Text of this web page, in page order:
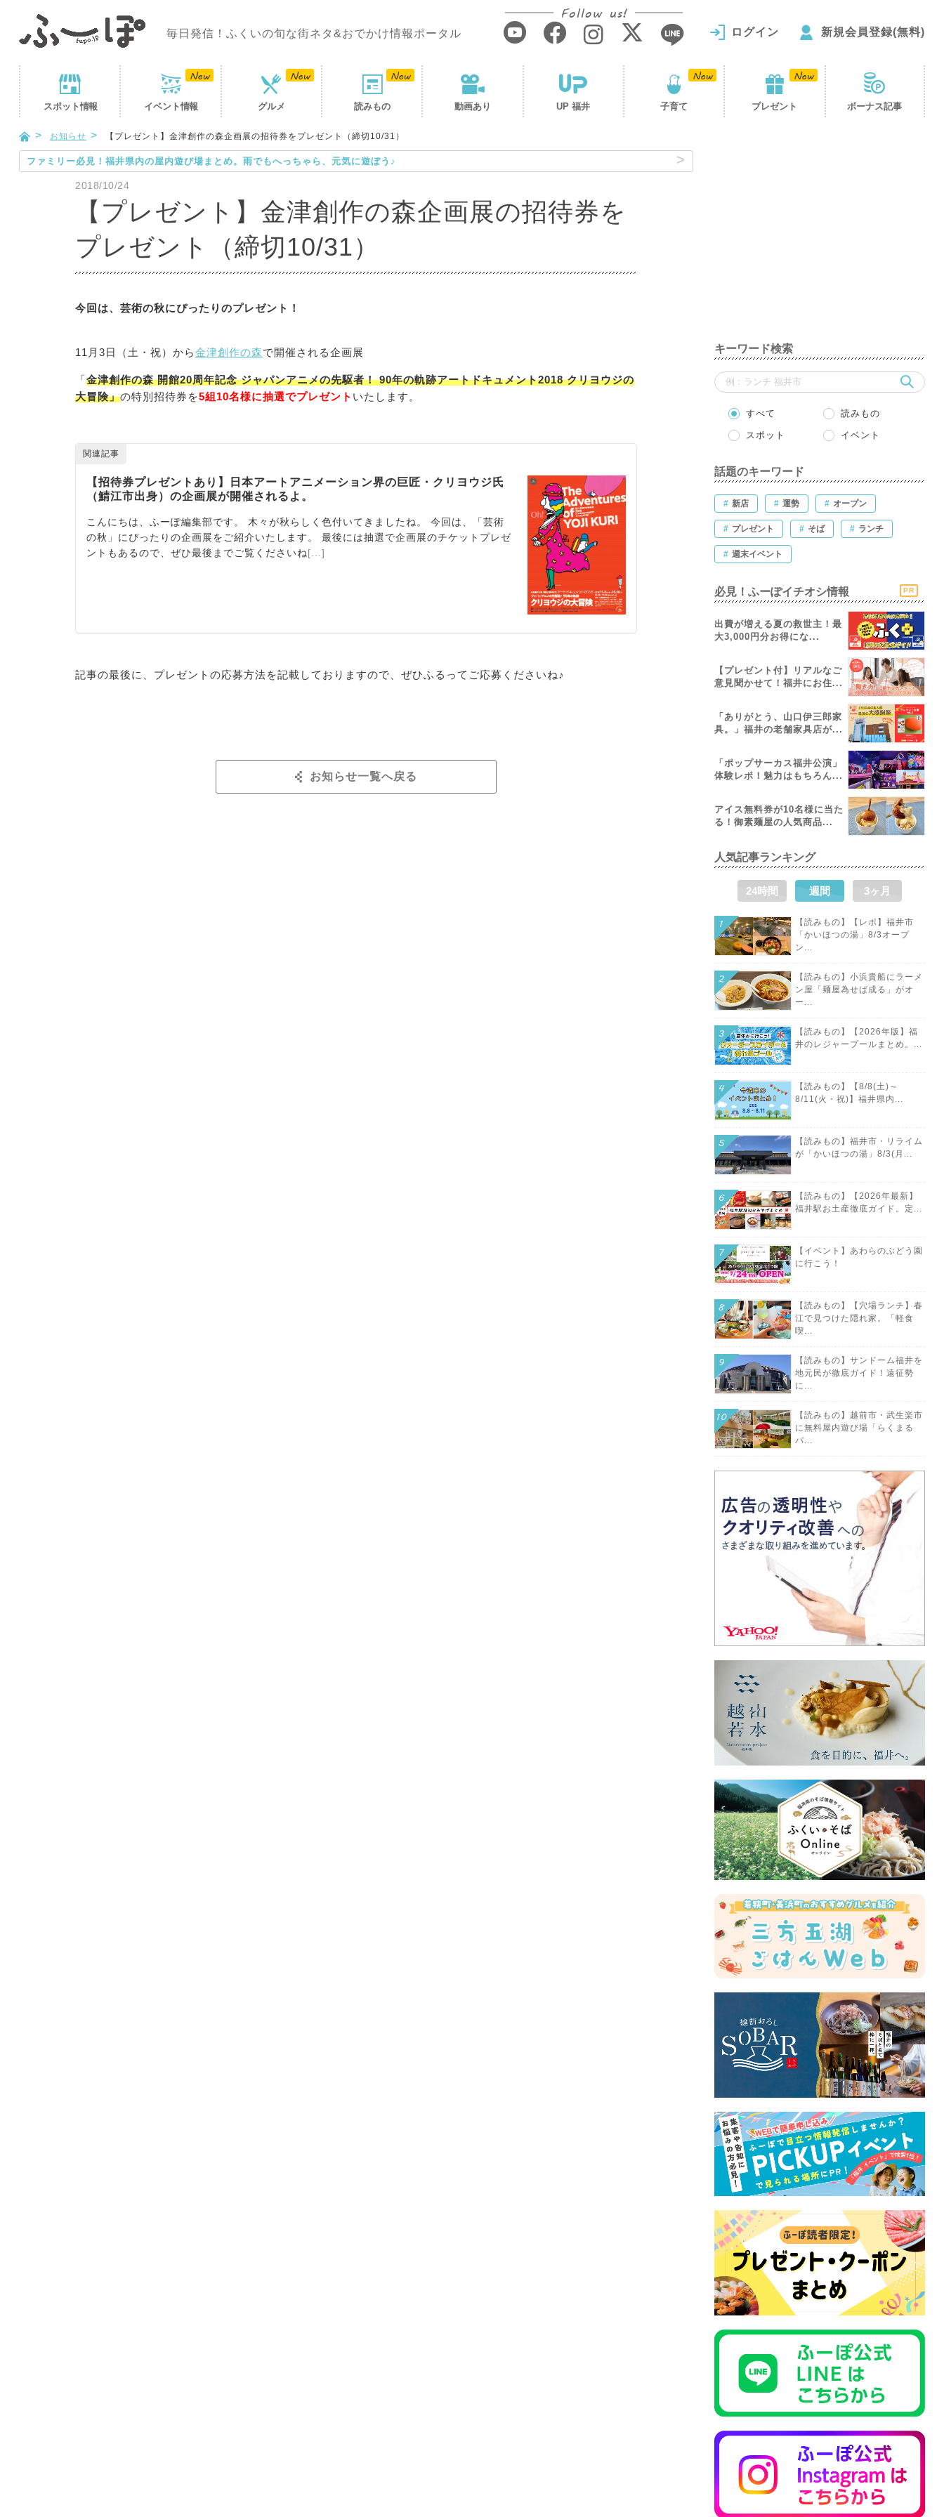
毎日発信！ふくいの旬な街ネタ&おでかけ情報ポータル
Follow us!
ログイン 新規会員登録(無料)
スポット情報 イベント情報 グルメ 読みもの 動画あり UP 福井 子育て プレゼント ボーナス記事
お知らせ 【プレゼント】金津創作の森企画展の招待券をプレゼント（締切10/31）
ファミリー必見！福井県内の屋内遊び場まとめ。雨でもへっちゃら、元気に遊ぼう♪
2018/10/24
【プレゼント】金津創作の森企画展の招待券を
プレゼント（締切10/31）
今回は、芸術の秋にぴったりのプレゼント！
11月3日（土・祝）から金津創作の森で開催される企画展
「 金津創作の森 開館20周年記念 ジャパンアニメの先駆者！ 90年の軌跡アートドキュメント2018 クリヨウジの
大冒険」の特別招待券を5組10名様に抽選でプレゼント いたします。
記事の最後に、プレゼントの応募方法を記載しておりますので、ぜひふるってご応募くださいね♪
お知らせ一覧へ戻る
キーワード検索
すべて 読みもの
スポット イベント
話題のキーワード
# 新店 # 運勢 # オープン
# プレゼント # そば # ランチ
# 週末イベント
必見！ふーぽイチオシ情報 PR
出費が増える夏の救世主！最
大3,000円分お得にな...
【プレゼント付】リアルなご
意見聞かせて！福井にお住...
「ありがとう、山口伊三郎家
具。」福井の老舗家具店が...
「ポップサーカス福井公演」
体験レポ！魅力はもちろん...
アイス無料券が10名様に当た
る！御素麺屋の人気商品...
人気記事ランキング
24時間 週間 3ヶ月
【読みもの】【レポ】福井市
「かいほつの湯」8/3オープ
ン...
【読みもの】小浜貴船にラーメ
ン屋「麺屋為せば成る」がオ
ー...
【読みもの】【2026年版】福
井のレジャープールまとめ。...
【読みもの】【8/8(土)～
8/11(火・祝)】福井県内...
【読みもの】福井市・リライム
が「かいほつの湯」8/3(月...
【読みもの】【2026年最新】
福井駅お土産徹底ガイド。定...
【イベント】あわらのぶどう園
に行こう！
【読みもの】【穴場ランチ】春
江で見つけた隠れ家。「軽食
喫...
【読みもの】サンドーム福井を
地元民が徹底ガイド！遠征勢
に...
【読みもの】越前市・武生楽市
に無料屋内遊び場「らくまる
パ...